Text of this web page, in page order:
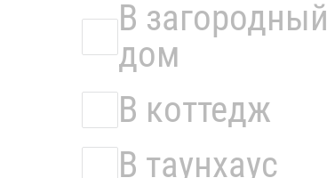
В загородный
дом
В коттедж
В таунхаус